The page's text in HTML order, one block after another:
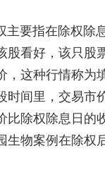
主要指在除权除
股看好，该只股
，这种行情称为
时间里，交易市
比除权除息日的
生物案例在除权